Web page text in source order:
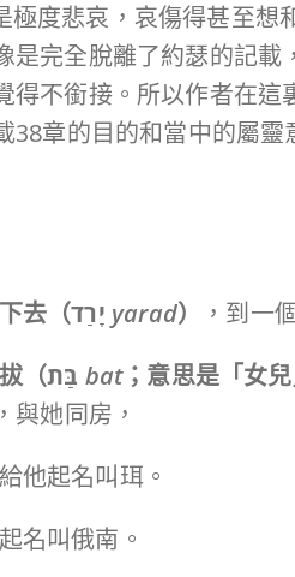
度悲哀，哀傷得甚至
完全脫離了約瑟的記
不銜接。所以作者在
章的目的和當中的屬靈
下去（יָרַד yarad）
，到一
拔（בַּת bat；意思是「女兒
與她同房，
他起名叫珥。
名叫俄南。